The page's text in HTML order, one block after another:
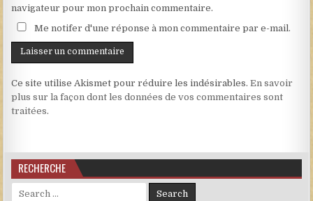
navigateur pour mon prochain commentaire.
Me notifer d'une réponse à mon commentaire par e-mail.
Ce site utilise Akismet pour réduire les indésirables.En savoir
plus sur la façon dont les données de vos commentaires sont
traitées.
RECHERCHE
Search for: